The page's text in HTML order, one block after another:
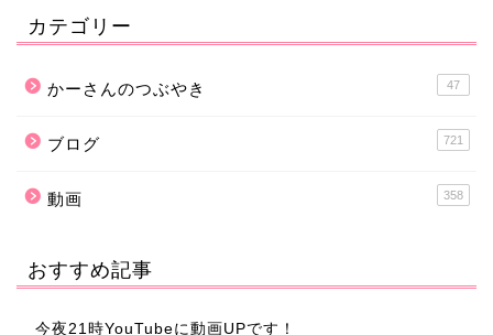
カテゴリー
かーさんのつぶやき 47
ブログ 721
動画 358
おすすめ記事
今夜21時YouTubeに動画UPです！